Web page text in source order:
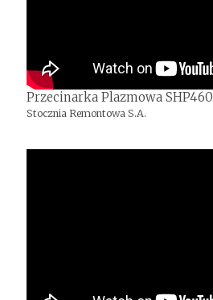
Przecinarka Plazmowa SHP460
Stocznia Remontowa S.A.